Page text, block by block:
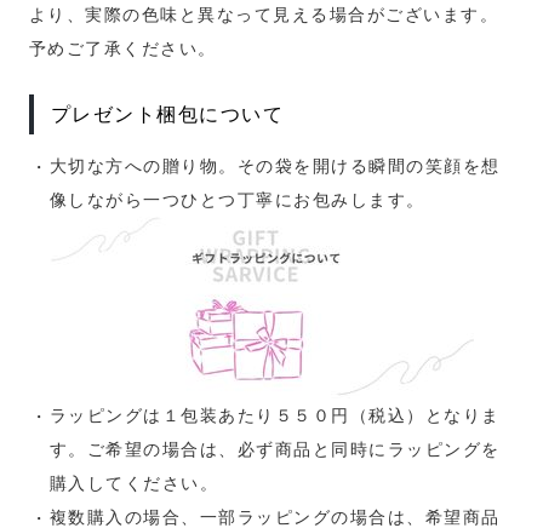
より、実際の色味と異なって見える場合がございます。
予めご了承ください。
プレゼント梱包について
大切な方への贈り物。その袋を開ける瞬間の笑顔を想
像しながら一つひとつ丁寧にお包みします。
ラッピングは１包装あたり５５０円（税込）となりま
す。ご希望の場合は、必ず商品と同時にラッピングを
購入してください。
複数購入の場合、一部ラッピングの場合は、希望商品